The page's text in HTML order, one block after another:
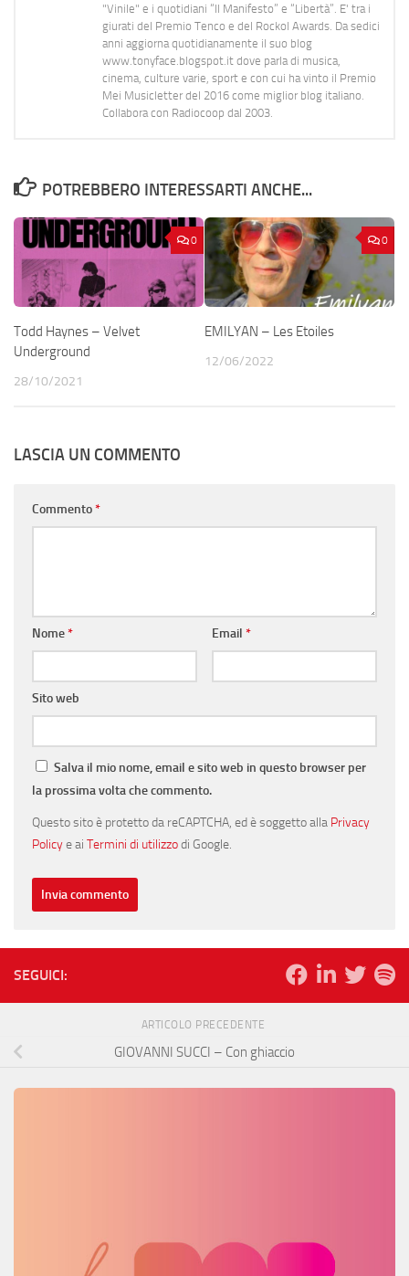
"Vinile" e i quotidiani “Il Manifesto” e “Libertà”. E' tra i
giurati del Premio Tenco e del Rockol Awards. Da sedici
anni aggiorna quotidianamente il suo blog
www.tonyface.blogspot.it dove parla di musica,
cinema, culture varie, sport e con cui ha vinto il Premio
Mei Musicletter del 2016 come miglior blog italiano.
Collabora con Radiocoop dal 2003.
POTREBBERO INTERESSARTI ANCHE...
0
Todd Haynes – Velvet
Underground
28/10/2021
0
EMILYAN – Les Etoiles
12/06/2022
LASCIA UN COMMENTO
Commento*
Nome* Email *
Sito web
Salva il mio nome, email e sito web in questo browser per
la prossima volta che commento.
Questo sito è protetto da reCAPTCHA, ed è soggetto alla Privacy
Policye ai Termini di utilizzodi Google.
SEGUICI:
ARTICOLO PRECEDENTE
GIOVANNI SUCCI – Con ghiaccio